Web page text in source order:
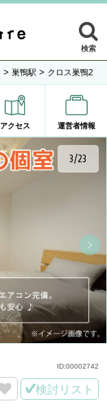
検索
> 巣鴨駅 > クロス巣鴨2
アクセス 運営者情報
4/23
検討リスト
ID:00002742